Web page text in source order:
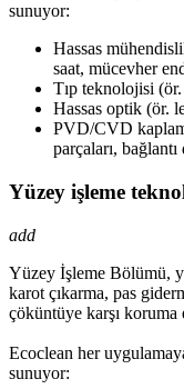
sunuyor:
Hassas
saat, mücevher
Tıp teknolojisi
Hassas optik (ör.
PVD/CVD
parçaları,
Yüzey işleme
add
Yüzey İşleme Bölümü,
karot çıkarma, pas
çöküntüye karşı koruma
Ecoclean her
sunuyor: